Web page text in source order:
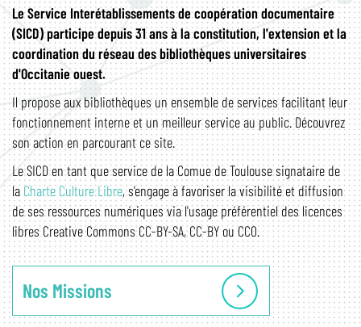
Pour les Professionnels
Alma
Centre Régional SUDOC-PS
Guichet d'assistance
Intranet Réseau
Numérisation à la demande
Expositions
Expositions Virtuelles
Le carnet de recherches Estampilles et pontuseaux
Publications
Organigramme et Annuaire
Organisation du SICD
Le Service Interétablissements de coopération documentaire
(SICD) participe depuis 31 ans à la constitution, l'extension et la
coordination du réseau des bibliothèques universitaires
d'Occitanie ouest.
Il propose aux bibliothèques un ensemble de services facilitant leur
fonctionnement interne et un meilleur service au public. Découvrez
son action en parcourant ce site.
Le SICD en tant que service de la Comue de Toulouse signataire de
la Charte Culture Libre, s'engage à favoriser la visibilité et diffusion
de ses ressources numériques via l'usage préférentiel des licences
libres Creative Commons CC-BY-SA, CC-BY ou CC0.
Nos Missions